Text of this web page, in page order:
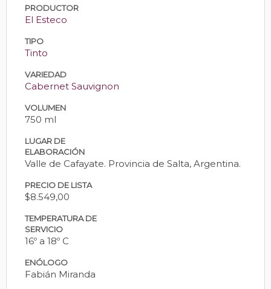
PRODUCTOR
El Esteco
TIPO
Tinto
VARIEDAD
Cabernet Sauvignon
VOLUMEN
750 ml
LUGAR DE
ELABORACIÓN
Valle de Cafayate. Provincia de Salta, Argentina.
PRECIO DE LISTA
$8.549,00
TEMPERATURA DE
SERVICIO
16º a 18º C
ENÓLOGO
Fabián Miranda